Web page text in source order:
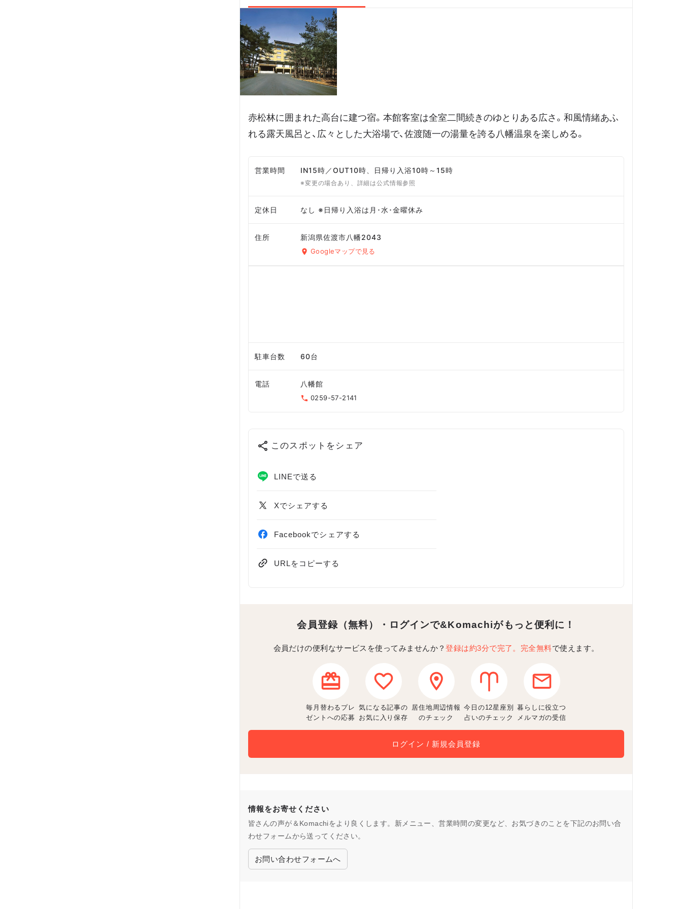
赤松林に囲まれた高台に建つ宿。本館客室は全室二間続きのゆとりある広さ。和風情緒あふ
れる露天風呂と、広々とした大浴場で、佐渡随一の湯量を誇る八幡温泉を楽しめる。
営業時間 IN15時／OUT10時、日帰り入浴10時～15時
※変更の場合あり、詳細は公式情報参照
定休日 なし ※日帰り入浴は月･水･金曜休み
住所 新潟県佐渡市八幡2043
Googleマップで見る
駐車台数 60台
電話 八幡館
0259-57-2141
このスポットをシェア
LINEで送る
Xでシェアする
Facebookでシェアする
URLをコピーする
会員登録（無料）・ログインで&Komachiがもっと便利に！
会員だけの便利なサービスを使ってみませんか？登録は約3分で完了。完全無料で使えます。
毎月替わるプレ
ゼントへの応募
気になる記事の
お気に入り保存
居住地周辺情報
のチェック
今日の12星座別
占いのチェック
暮らしに役立つ
メルマガの受信
ログイン / 新規会員登録
情報をお寄せください
皆さんの声が＆Komachiをより良くします。新メニュー、営業時間の変更など、お気づきのことを下記のお問い合
わせフォームから送ってください。
お問い合わせフォームへ